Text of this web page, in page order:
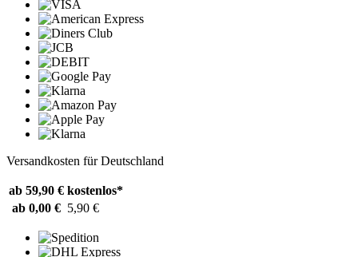
Versandkosten für Deutschland
ab 59,90 € kostenlos*
ab 0,00 € 5,90 €